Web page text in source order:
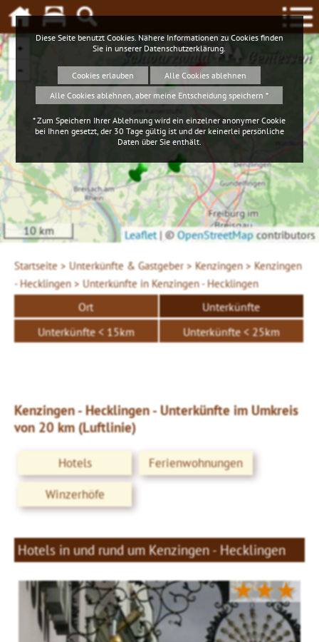
Schwarzwald Geniessen
+
−
10 km Leaflet | ©OpenStreetMapcontributors
Startseite > Unterkünfte & Gastgeber > Kenzingen > Kenzingen
- Hecklingen > Unterkünfte in Kenzingen - Hecklingen
Ort
Unterkünfte
Unterkünfte < 15km
Unterkünfte < 25km
Kenzingen - Hecklingen - Unterkünfte im Umkreis
von 20 km (Luftlinie)
Hotels
Ferienwohnungen
Winzerhöfe
Hotels in und rund um Kenzingen - Hecklingen
★★★
Diese Seite benutzt Cookies. Nähere Informationen zu Cookies finden
Sie in unserer Datenschutzerklärung
Cookies erlauben
Alle Cookies ablehnen
Alle Cookies ablehnen, aber meine Entscheidung speichern *
* Zum Speichern Ihrer Ablehnung wird ein einzelner anonymer Cookie
bei Ihnen gesetzt, der 30 Tage gültig ist und der keinerlei persönliche
Daten über Sie enthält.